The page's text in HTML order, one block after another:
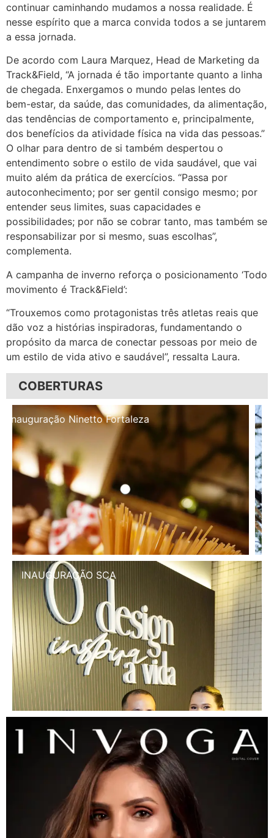
continuar caminhando mudamos a nossa realidade. É
nesse espírito que a marca convida todos a se juntarem
a essa jornada.
De acordo com Laura Marquez, Head de Marketing da
Track&Field, “A jornada é tão importante quanto a linha
de chegada. Enxergamos o mundo pelas lentes do
bem-estar, da saúde, das comunidades, da alimentação,
das tendências de comportamento e, principalmente,
dos benefícios da atividade física na vida das pessoas.”
O olhar para dentro de si também despertou o
entendimento sobre o estilo de vida saudável, que vai
muito além da prática de exercícios. “Passa por
autoconhecimento; por ser gentil consigo mesmo; por
entender seus limites, suas capacidades e
possibilidades; por não se cobrar tanto, mas também se
responsabilizar por si mesmo, suas escolhas”,
complementa.
A campanha de inverno reforça o posicionamento ‘Todo
movimento é Track&Field’:
“Trouxemos como protagonistas três atletas reais que
dão voz a histórias inspiradoras, fundamentando o
propósito da marca de conectar pessoas por meio de
um estilo de vida ativo e saudável”, ressalta Laura.
COBERTURAS
Inauguração Illa Café
INAUGURAÇÃO SCA